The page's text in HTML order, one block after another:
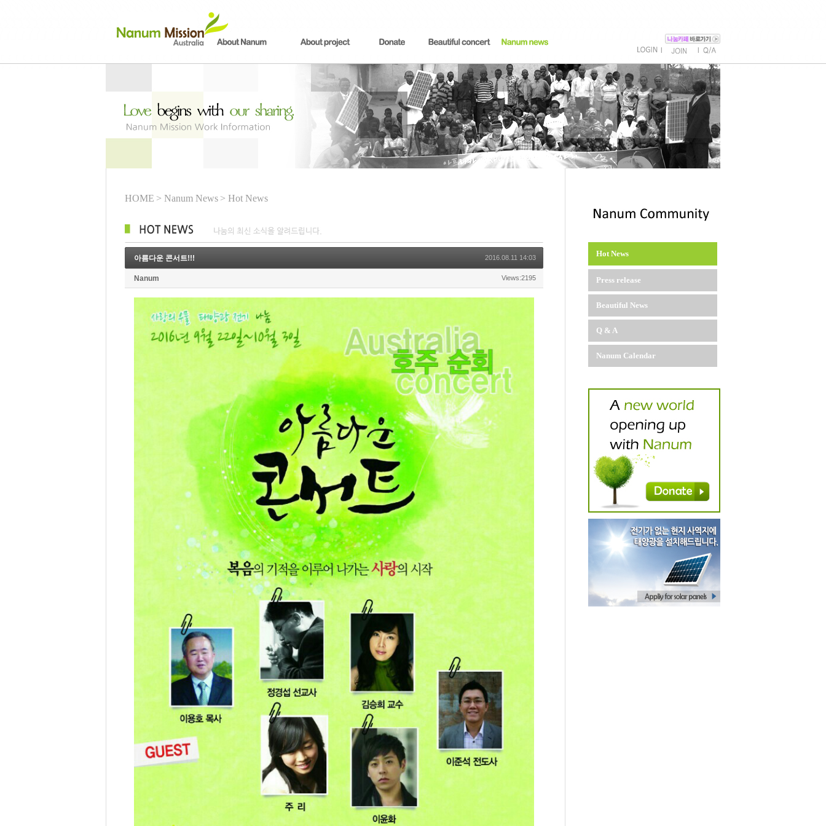
HOME > Nanum News > Hot News
아름다운 콘서트!!! 2016.08.11 14:03
Nanum Views:2195
Hot News
Press release
Beautiful News
Q & A
Nanum Calendar